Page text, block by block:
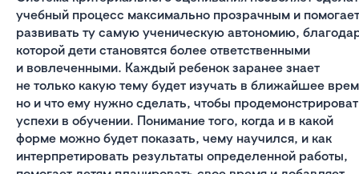
учебный процесс максимально прозрачным и помогает
развивать ту самую ученическую автономию,
которой дети становятся более ответственными
и вовлеченными. Каждый ребенок заранее знает
не только какую тему будет изучать в ближайшее
но и что ему нужно сделать, чтобы
успехи в обучении. Понимание того, когда и в какой
форме можно будет показать, чему научился, и как
интерпретировать результаты определенной работы,